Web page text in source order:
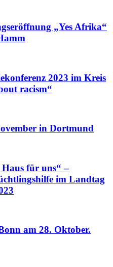
„Yes Afrika“
2023 im Kreis
racism“
in Dortmund
für uns“ –
im Landtag
am 28. Oktober.